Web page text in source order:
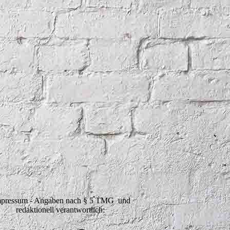
- Angaben nach § 5 TMG und
redaktionell verantwortlich: